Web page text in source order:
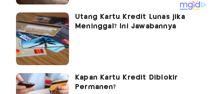
Utang Kartu Kredit Lunas jika
Meninggal? Ini Jawabannya
Kapan Kartu Kredit Diblokir
Permanen?